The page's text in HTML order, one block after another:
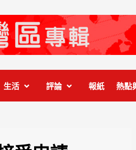
生活 評論 報紙 熱點